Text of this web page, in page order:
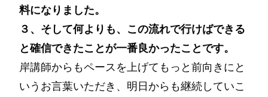
料になりました。
３、そして何よりも、この流れで行けばできる
と確信できたことが一番良かったことです。
岸講師からもペースを上げてもっと前向きにと
いうお言葉いただき、明日からも継続していこ